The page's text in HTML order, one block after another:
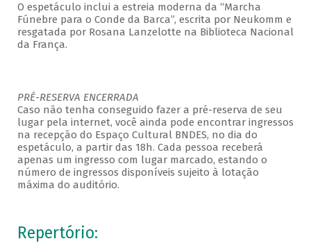
O espetáculo inclui a estreia moderna da “Marcha
Fúnebre para o Conde da Barca”, escrita por Neukomm e
resgatada por Rosana Lanzelotte na Biblioteca Nacional
da França.
PRÉ-RESERVA ENCERRADA
Caso não tenha conseguido fazer a pré-reserva de seu
lugar pela internet, você ainda pode encontrar ingressos
na recepção do Espaço Cultural BNDES, no dia do
espetáculo, a partir das 18h. Cada pessoa receberá
apenas um ingresso com lugar marcado, estando o
número de ingressos disponíveis sujeito à lotação
máxima do auditório.
Repertório: